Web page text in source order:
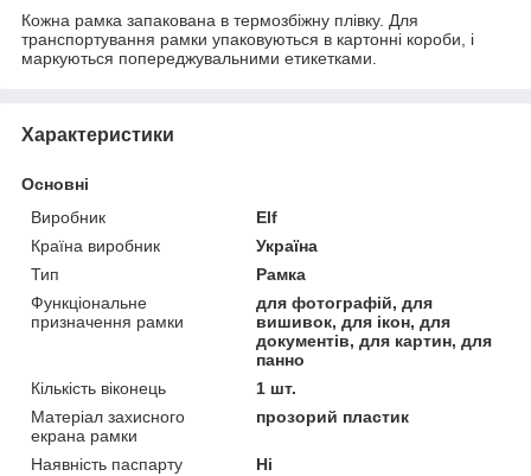
Кожна рамка запакована в термозбіжну плівку. Для
транспортування рамки упаковуються в картонні короби, і
маркуються попереджувальними етикетками.
Характеристики
Основні
Виробник
Elf
Країна виробник
Україна
Тип
Рамка
Функціональне
призначення рамки
для фотографій, для
вишивок, для ікон, для
документів, для картин, для
панно
Кількість віконець
1 шт.
Матеріал захисного
екрана рамки
прозорий пластик
Наявність паспарту
Ні